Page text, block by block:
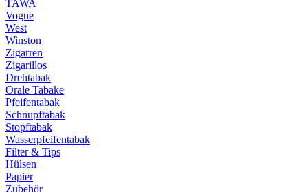
TAWA
Vogue
West
Winston
Zigarren
Zigarillos
Drehtabak
Orale Tabake
Pfeifentabak
Schnupftabak
Stopftabak
Wasserpfeifentabak
Filter & Tips
Hülsen
Papier
Zubehör